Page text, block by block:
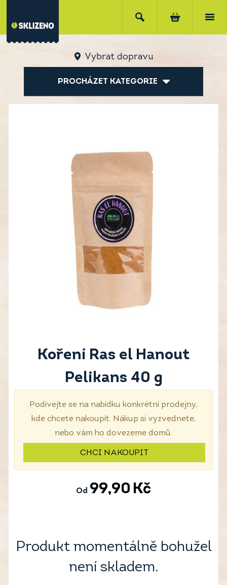
Vybrat dopravu
PROCHÁZET KATEGORIE
Koření Ras el Hanout
Pelikans 40 g
Podívejte se na nabídku konkrétní prodejny,
kde chcete nakoupit. Nákup si vyzvednete,
nebo vám ho dovezeme domů.
CHCI NAKOUPIT
Od 99,90 Kč
Produkt momentálně bohužel
není skladem.